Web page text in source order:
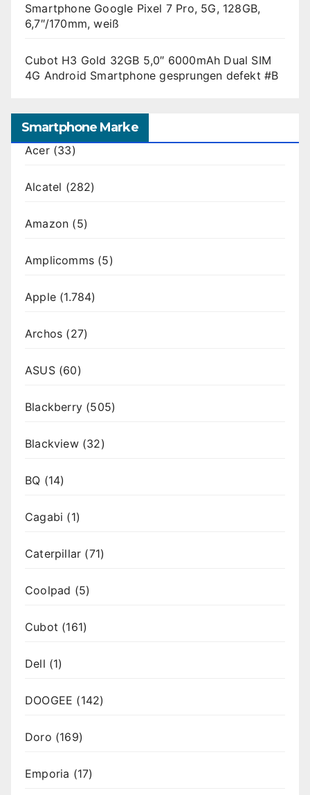
Smartphone Google Pixel 7 Pro, 5G, 128GB,
6,7″/170mm, weiß
Cubot H3 Gold 32GB 5,0″ 6000mAh Dual SIM
4G Android Smartphone gesprungen defekt #B
Smartphone Marke
Acer(33)
Alcatel (282)
Amazon (5)
Amplicomms (5)
Apple (1.784)
Archos (27)
ASUS(60)
Blackberry (505)
Blackview(32)
BQ (14)
Cagabi (1)
Caterpillar (71)
Coolpad (5)
Cubot (161)
Dell (1)
DOOGEE (142)
Doro (169)
Emporia (17)